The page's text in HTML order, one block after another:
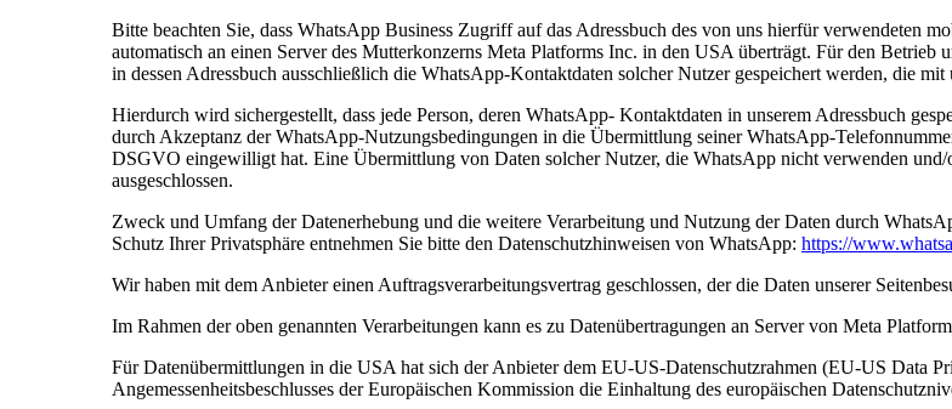
Bitte beachten Sie, dass WhatsApp Business Zugriff auf das Adressbuch des von uns hierfür verwendeten
automatisch an einen Server des Mutterkonzerns Meta Platforms Inc. in den USA überträgt. Für den
in dessen Adressbuch ausschließlich die WhatsApp-Kontaktdaten solcher Nutzer gespeichert werden, die
Hierdurch wird sichergestellt, dass jede Person, deren WhatsApp- Kontaktdaten in unserem Adressbuch
durch Akzeptanz der WhatsApp-Nutzungsbedingungen in die Übermittlung seiner WhatsApp-
DSGVO eingewilligt hat. Eine Übermittlung von Daten solcher Nutzer, die WhatsApp nicht verwenden
ausgeschlossen.
Zweck und Umfang der Datenerhebung und die weitere Verarbeitung und Nutzung der Daten durch
Schutz Ihrer Privatsphäre entnehmen Sie bitte den Datenschutzhinweisen von WhatsApp: https://
Wir haben mit dem Anbieter einen Auftragsverarbeitungsvertrag geschlossen, der die Daten unserer
Im Rahmen der oben genannten Verarbeitungen kann es zu Datenübertragungen an Server von Meta
Für Datenübermittlungen in die USA hat sich der Anbieter dem EU-US-Datenschutzrahmen (EU-US Data
Angemessenheitsbeschlusses der Europäischen Kommission die Einhaltung des europäischen